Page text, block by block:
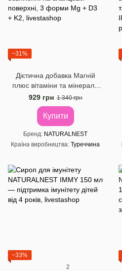
−31%
Дієтична добавка Магній
плюс вітаміни та мінерали
Naturalnest, 30 таблеток
929 грн 1 340 грн
Купити
Бренд NATURALNEST
Країна виробництва Туреччина
−33%
2